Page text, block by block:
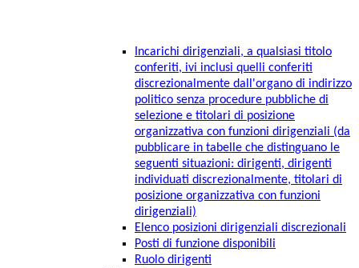
Incarichi dirigenziali, a qualsiasi titolo
conferiti, ivi inclusi quelli conferiti
discrezionalmente dall'organo di indirizzo
politico senza procedure pubbliche di
selezione e titolari di posizione
organizzativa con funzioni dirigenziali (da
pubblicare in tabelle che distinguano le
seguenti situazioni: dirigenti, dirigenti
individuati discrezionalmente, titolari di
posizione organizzativa con funzioni
dirigenziali)
Elenco posizioni dirigenziali discrezionali
Posti di funzione disponibili
Ruolo dirigenti